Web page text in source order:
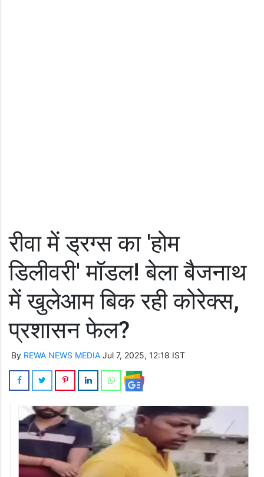
रीवा में ड्रग्स का 'होम
डिलीवरी' मॉडल! बेला बैजनाथ
में खुलेआम बिक रही कोरेक्स,
प्रशासन फेल?
By REWA NEWS MEDIA Jul 7, 2025, 12:18 IST